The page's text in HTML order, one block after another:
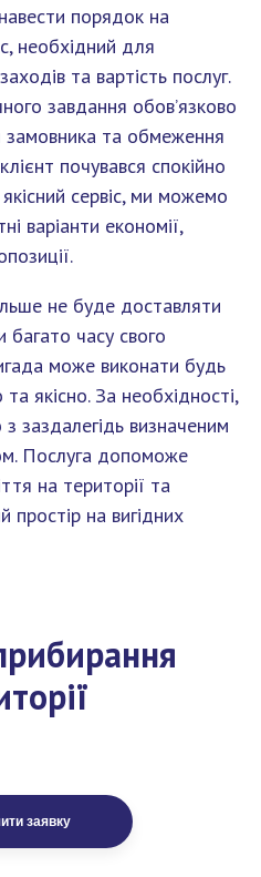
порядок на
необхідний для
та вартість послуг.
завдання обов’язково
та обмеження
почувався спокійно
сервіс, ми можемо
варіанти економії,
не буде доставляти
часу свого
може виконати будь
якісно. За необхідності,
заздалегідь визначеним
Послуга допоможе
на території та
простір на вигідних
заявку